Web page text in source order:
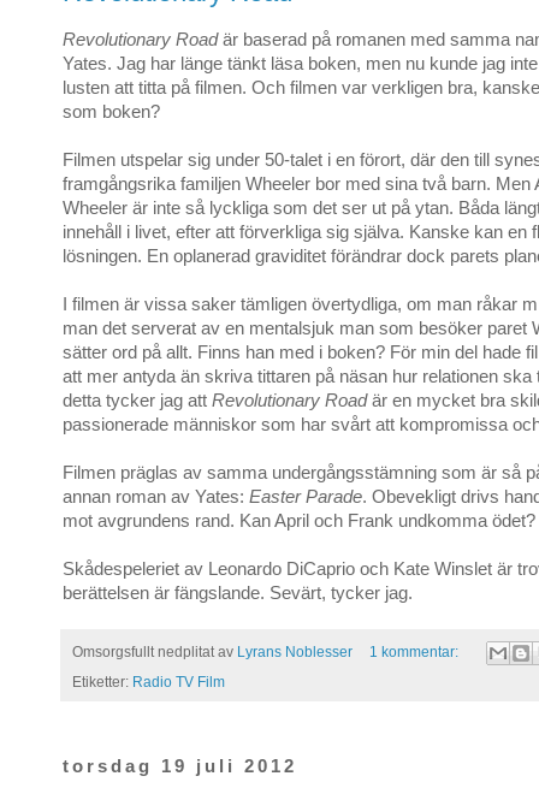
Revolutionary Roadär baserad på romanen med samma
Yates. Jag har länge tänkt läsa boken, men nu kunde jag
lusten att titta på filmen. Och filmen var verkligen bra,
som boken?
Filmen utspelar sig under 50-talet i en förort, där den till
framgångsrika familjen Wheeler bor med sina två barn. Men
Wheeler är inte så lyckliga som det ser ut på ytan. Båda
innehåll i livet, efter att förverkliga sig själva. Kanske kan en
lösningen. En oplanerad graviditet förändrar dock parets
I filmen är vissa saker tämligen övertydliga, om man råkar
man det serverat av en mentalsjuk man som besöker paret
sätter ord på allt. Finns han med i boken? För min del hade
att mer antyda än skriva tittaren på näsan hur relationen ska
detta tycker jag att Revolutionary Roadär en mycket bra
passionerade människor som har svårt att kompromissa
Filmen präglas av samma undergångsstämning som är så
annan roman av Yates: Easter Parade. Obevekligt drivs
mot avgrundens rand. Kan April och Frank undkomma ödet?
Skådespeleriet av Leonardo DiCaprio och Kate Winslet är
berättelsen är fängslande. Sevärt, tycker jag.
Omsorgsfullt nedplitat av Lyrans Noblesser
1 kommentar:
Etiketter: Radio TV Film
torsdag 19 juli 2012